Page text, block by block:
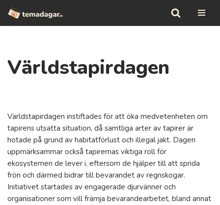
Hoppa
Världstapirdagen
Världstapirdagen instiftades för att öka medvetenheten om
tapirens utsatta situation, då samtliga arter av tapirer är
hotade på grund av habitatförlust och illegal jakt. Dagen
uppmärksammar också tapirernas viktiga roll för
ekosystemen de lever i, eftersom de hjälper till att sprida
frön och därmed bidrar till bevarandet av regnskogar.
Initiativet startades av engagerade djurvänner och
organisationer som vill främja bevarandearbetet, bland annat